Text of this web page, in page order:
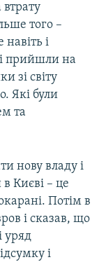
того –
і
прийшли на
зі світу
Які були
та
нову владу і
Києві – це
Потім в
і сказав, що
уряд
і